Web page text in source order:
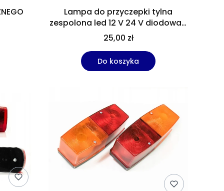
Lampa do przyczepki tylna
zespolona led 12 V 24 V diodowa z
przewodem
25,00 zł
Do koszyka